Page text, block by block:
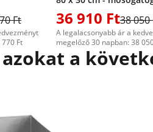
Ft
Ft
mosható - Royal
36 910 Ft38 050
A legalacsonyabb ár a
megelőző 30 napban: 38
a